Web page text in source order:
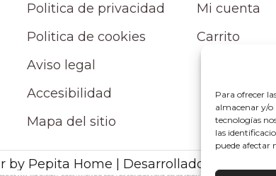
Para ofrecer
almacenar y/o
tecnologías
las
puede afectar
Politica de privacidad
Politica de cookies
Aviso legal
Accesibilidad
Mapa del sitio
Mi cuenta
Carrito
Pepita Home | Desarrollado por